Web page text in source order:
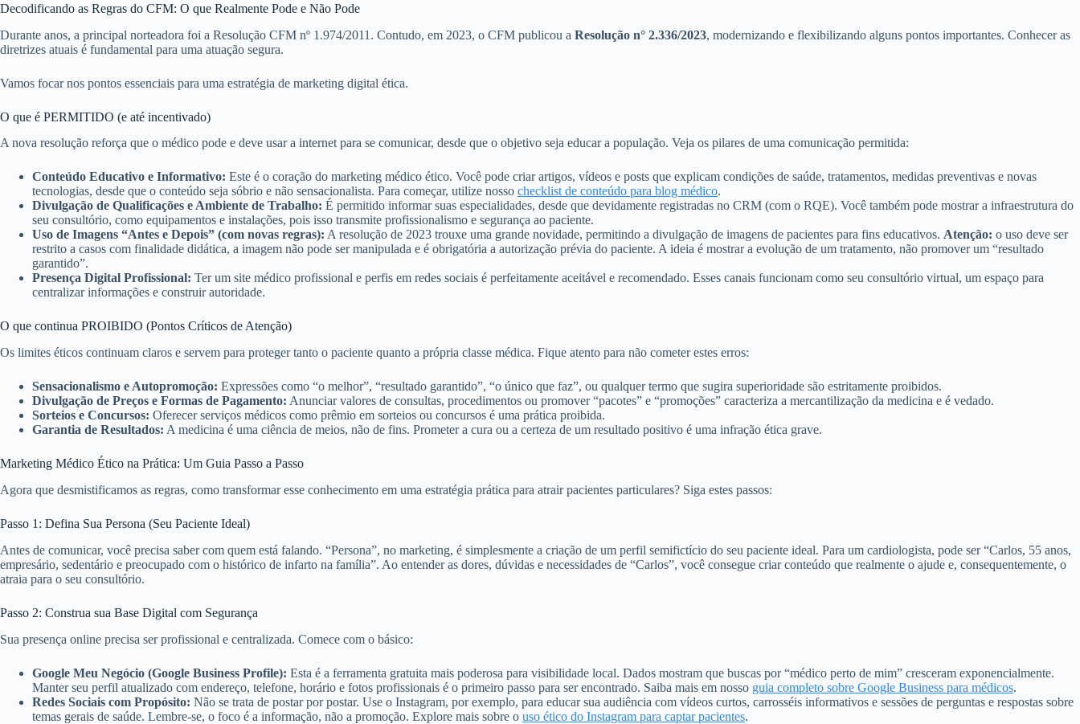
Decodificando as Regras do CFM: O que Realmente Pode e Não Pode
Durante anos, a principal norteadora foi a Resolução CFM nº 1.974/2011. Contudo, em 2023, o CFM publicou a Resolução n° 2.336/2023, modernizando e flexibilizando alguns pontos importantes. Conhecer as
diretrizes atuais é fundamental para uma atuação segura.
Vamos focar nos pontos essenciais para uma estratégia de marketing digital ética.
O que é PERMITIDO (e até incentivado)
A nova resolução reforça que o médico pode e deve usar a internet para se comunicar, desde que o objetivo seja educar a população. Veja os pilares de uma comunicação permitida:
Conteúdo Educativo e Informativo: Este é o coração do marketing médico ético. Você pode criar artigos, vídeos e posts que explicam condições de saúde, tratamentos, medidas preventivas e novas
tecnologias, desde que o conteúdo seja sóbrio e não sensacionalista. Para começar, utilize nosso checklist de conteúdo para blog médico.
Divulgação de Qualificações e Ambiente de Trabalho: É permitido informar suas especialidades, desde que devidamente registradas no CRM (com o RQE). Você também pode mostrar a infraestrutura do
seu consultório, como equipamentos e instalações, pois isso transmite profissionalismo e segurança ao paciente.
Uso de Imagens “Antes e Depois” (com novas regras): A resolução de 2023 trouxe uma grande novidade, permitindo a divulgação de imagens de pacientes para fins educativos. Atenção: o uso deve ser
restrito a casos com finalidade didática, a imagem não pode ser manipulada e é obrigatória a autorização prévia do paciente. A ideia é mostrar a evolução de um tratamento, não promover um “resultado
garantido”.
Presença Digital Profissional: Ter um site médico profissional e perfis em redes sociais é perfeitamente aceitável e recomendado. Esses canais funcionam como seu consultório virtual, um espaço para
centralizar informações e construir autoridade.
O que continua PROIBIDO (Pontos Críticos de Atenção)
Os limites éticos continuam claros e servem para proteger tanto o paciente quanto a própria classe médica. Fique atento para não cometer estes erros:
Sensacionalismo e Autopromoção: Expressões como “o melhor”, “resultado garantido”, “o único que faz”, ou qualquer termo que sugira superioridade são estritamente proibidos.
Divulgação de Preços e Formas de Pagamento: Anunciar valores de consultas, procedimentos ou promover “pacotes” e “promoções” caracteriza a mercantilização da medicina e é vedado.
Sorteios e Concursos: Oferecer serviços médicos como prêmio em sorteios ou concursos é uma prática proibida.
Garantia de Resultados: A medicina é uma ciência de meios, não de fins. Prometer a cura ou a certeza de um resultado positivo é uma infração ética grave.
Marketing Médico Ético na Prática: Um Guia Passo a Passo
Agora que desmistificamos as regras, como transformar esse conhecimento em uma estratégia prática para atrair pacientes particulares? Siga estes passos:
Passo 1: Defina Sua Persona (Seu Paciente Ideal)
Antes de comunicar, você precisa saber com quem está falando. “Persona”, no marketing, é simplesmente a criação de um perfil semifictício do seu paciente ideal. Para um cardiologista, pode ser “Carlos, 55 anos,
empresário, sedentário e preocupado com o histórico de infarto na família”. Ao entender as dores, dúvidas e necessidades de “Carlos”, você consegue criar conteúdo que realmente o ajude e, consequentemente, o
atraia para o seu consultório.
Passo 2: Construa sua Base Digital com Segurança
Sua presença online precisa ser profissional e centralizada. Comece com o básico:
Google Meu Negócio (Google Business Profile): Esta é a ferramenta gratuita mais poderosa para visibilidade local. Dados mostram que buscas por “médico perto de mim” cresceram exponencialmente.
Manter seu perfil atualizado com endereço, telefone, horário e fotos profissionais é o primeiro passo para ser encontrado. Saiba mais em nosso guia completo sobre Google Business para médicos.
Redes Sociais com Propósito: Não se trata de postar por postar. Use o Instagram, por exemplo, para educar sua audiência com vídeos curtos, carrosséis informativos e sessões de perguntas e respostas sobre
temas gerais de saúde. Lembre-se, o foco é a informação, não a promoção. Explore mais sobre o uso ético do Instagram para captar pacientes.